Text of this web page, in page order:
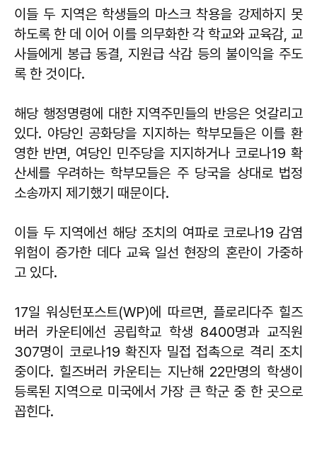
이들 두 지역은 학생들의 마스크 착용을 강제하지 못
하도록 한 데 이어 이를 의무화한 각 학교와 교육감, 교
사들에게 봉급 동결, 지원급 삭감 등의 불이익을 주도
록 한 것이다.
해당 행정명령에 대한 지역주민들의 반응은 엇갈리고
있다. 야당인 공화당을 지지하는 학부모들은 이를 환
영한 반면, 여당인 민주당을 지지하거나 코로나19 확
산세를 우려하는 학부모들은 주 당국을 상대로 법정
소송까지 제기했기 때문이다.
이들 두 지역에선 해당 조치의 여파로 코로나19 감염
위험이 증가한 데다 교육 일선 현장의 혼란이 가중하
고 있다.
17일 워싱턴포스트(WP)에 따르면, 플로리다주 힐즈
버러 카운티에선 공립학교 학생 8400명과 교직원
307명이 코로나19 확진자 밀접 접촉으로 격리 조치
중이다. 힐즈버러 카운티는 지난해 22만명의 학생이
등록된 지역으로 미국에서 가장 큰 학군 중 한 곳으로
꼽힌다.